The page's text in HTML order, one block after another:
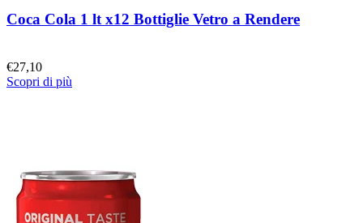
Coca Cola 1 lt x12 Bottiglie Vetro a Rendere
€27,10
Scopri di più